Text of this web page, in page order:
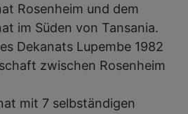
Rosenheim und dem
im Süden von Tansania.
Dekanats Lupembe 1982
zwischen Rosenheim
mit 7 selbständigen